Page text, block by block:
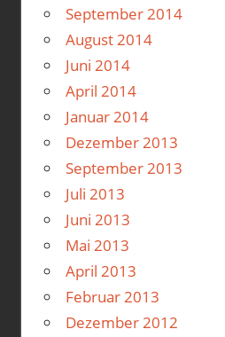
September 2014
August 2014
Juni 2014
April 2014
Januar 2014
Dezember 2013
September 2013
Juli 2013
Juni 2013
Mai 2013
April 2013
Februar 2013
Dezember 2012